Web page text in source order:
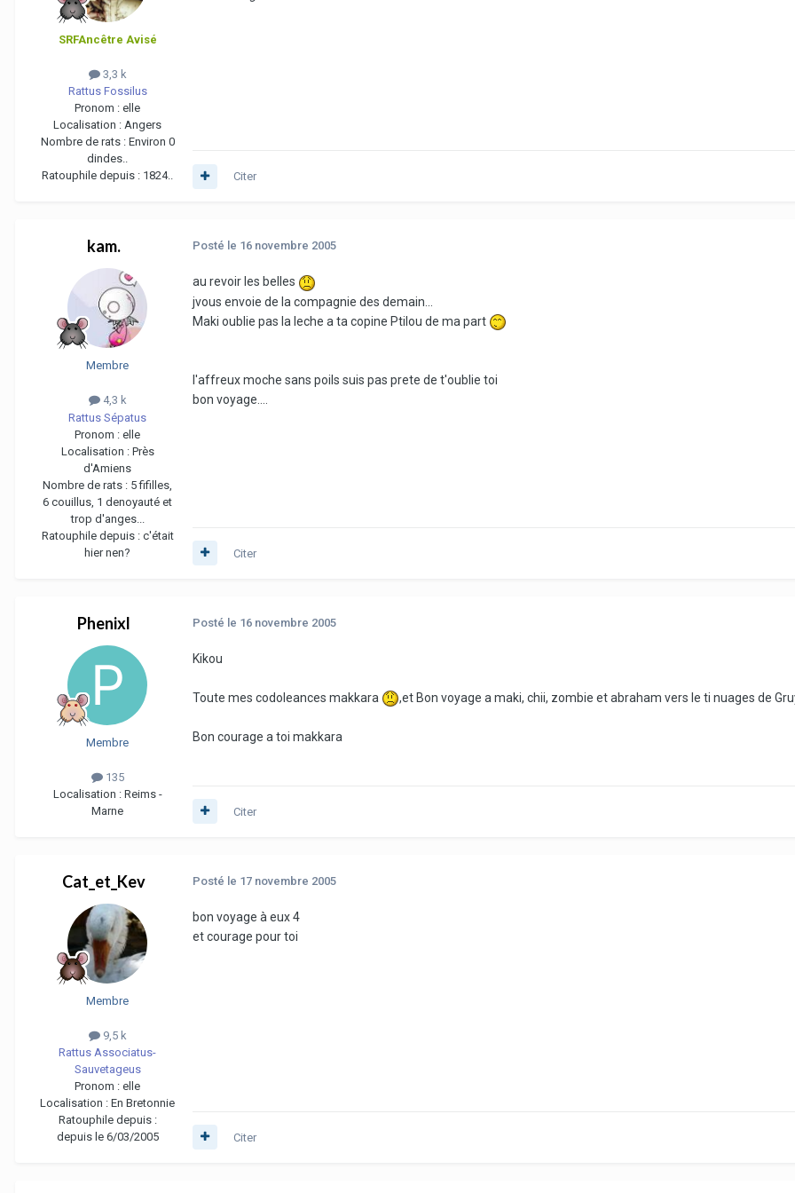
SRFAncêtre Avisé
3,3 k
Rattus Fossilus
Pronom : elle
Localisation : Angers
Nombre de rats : Environ 0
dindes..
Ratouphile depuis : 1824.. Citer
kam.
Membre
4,3 k
Rattus Sépatus
Pronom : elle
Localisation : Près
d'Amiens
Nombre de rats : 5 fifilles,
6 couillus, 1 denoyauté et
trop d'anges...
Ratouphile depuis : c'était
hier nen?
Posté le 16 novembre 2005
au revoir les belles
jvous envoie de la compagnie des demain...
Maki oublie pas la leche a ta copine Ptilou de ma part
l'affreux moche sans poils suis pas prete de t'oublie toi
bon voyage....
Citer
Phenixl
Membre
135
Localisation : Reims -
Marne
Posté le 16 novembre 2005
Kikou
Toute mes codoleances makkara ,et Bon voyage a maki, chii, zombie et abraham vers le ti nuages de
Bon courage a toi makkara
Citer
Cat_et_Kev
Membre
9,5 k
Rattus Associatus-
Sauvetageus
Pronom : elle
Localisation : En Bretonnie
Ratouphile depuis :
depuis le 6/03/2005
Posté le 17 novembre 2005
bon voyage à eux 4
et courage pour toi
Citer